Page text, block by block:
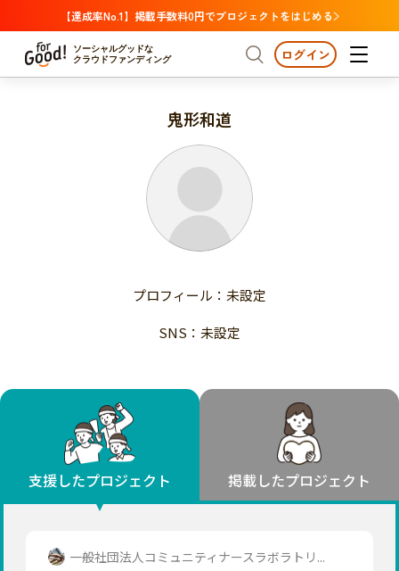
【達成率No.1】掲載手数料0円でプロジェクトをはじめる
ソーシャルグッドな
クラウドファンディング
プロジェクトからさがす 注目
支援金額が多い
支援人数が多い
終了日が近い
国際協力
子ども・教育
フード・農業
文化
環境・エシカル
人権・マイノリティ
社会貢献
地域からさがす 北海道・東北
北海道
支援金額が多い
終了日が近い
カテゴリーからさがす
医療・福祉
子ども・教育
人権・マイノリティ
北海道 青森 岩手 宮城
秋田
福島
茨城 栃木 群馬
千葉
東京
神奈川
新潟 富山 石川 福井
山梨
ログイン
鬼形和道
プロフィール：未設定
SNS：未設定
支援したプロジェクト 掲載したプロジェクト
一般社団法人コミュニティナースラボラトリ...